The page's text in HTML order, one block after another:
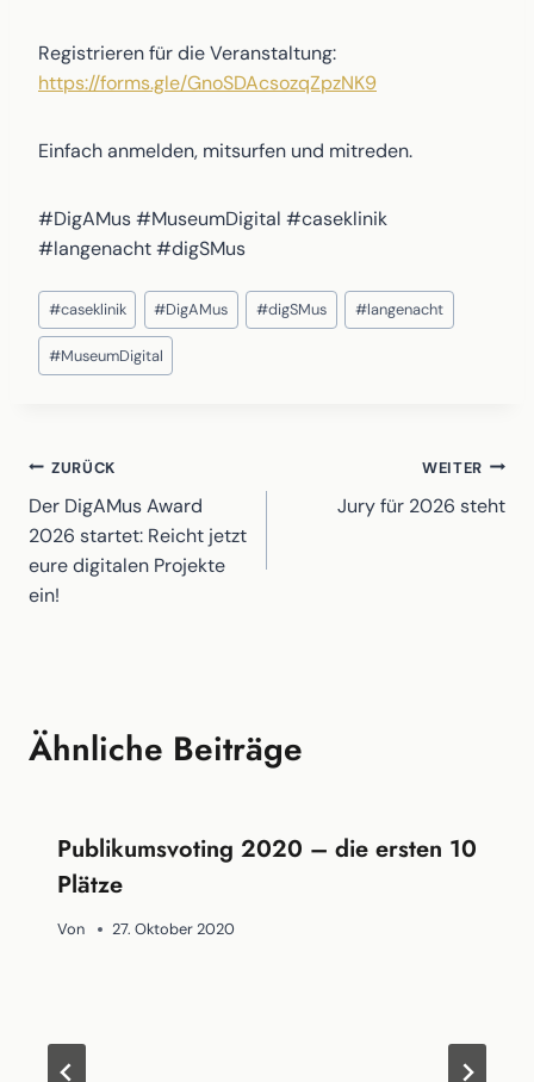
Registrieren für die Veranstaltung:
https://forms.gle/GnoSDAcsozqZpzNK9
Einfach anmelden, mitsurfen und mitreden.
#DigAMus #MuseumDigital #caseklinik
#langenacht #digSMus
Schlagworte:
#caseklinik #DigAMus #digSMus #langenacht
#MuseumDigital
Beitragsnavigation
ZURÜCK
Der DigAMus Award
2026 startet: Reicht jetzt
eure digitalen Projekte
ein!
WEITER
Jury für 2026 steht
Ähnliche Beiträge
Publikumsvoting 2020 – die ersten 10
Plätze
Von 27. Oktober 2020